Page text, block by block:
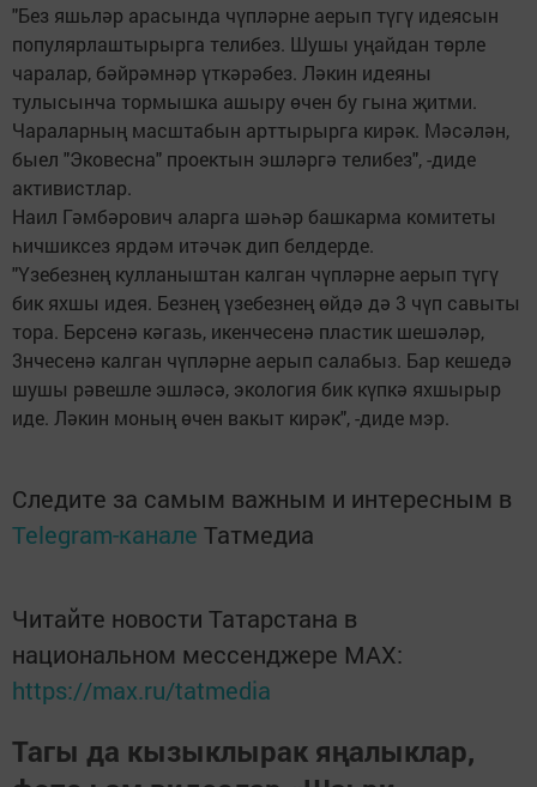
"Без яшьләр арасында чүпләрне аерып түгү идеясын
популярлаштырырга телибез. Шушы уңайдан төрле
чаралар, бәйрәмнәр үткәрәбез. Ләкин идеяны
тулысынча тормышка ашыру өчен бу гына җитми.
Чараларның масштабын арттырырга кирәк. Мәсәлән,
быел "Эковесна" проектын эшләргә телибез", -диде
активистлар.
Наил Гәмбәрович аларга шәһәр башкарма комитеты
һичшиксез ярдәм итәчәк дип белдерде.
"Үзебезнең кулланыштан калган чүпләрне аерып түгү
бик яхшы идея. Безнең үзебезнең өйдә дә 3 чүп савыты
тора. Берсенә кәгазь, икенчесенә пластик шешәләр,
3нчесенә калган чүпләрне аерып салабыз. Бар кешедә
шушы рәвешле эшләсә, экология бик күпкә яхшырыр
иде. Ләкин моның өчен вакыт кирәк", -диде мэр.
Следите за самым важным и интересным в
Telegram-канале Татмедиа
Читайте новости Татарстана в
национальном мессенджере MАХ:
https://max.ru/tatmedia
Тагы да кызыклырак яңалыклар,